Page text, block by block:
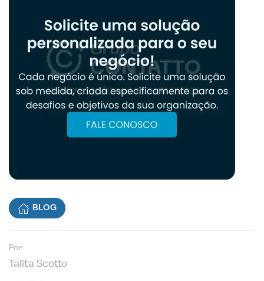
BLOG
Por:
Talita Scotto